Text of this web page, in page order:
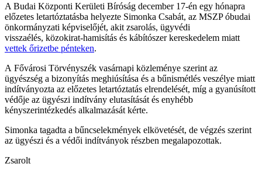
A Budai Központi Kerületi Bíróság december 17-én egy hónapra
előzetes letartóztatásba helyezte Simonka Csabát, az MSZP óbudai
önkormányzati képviselőjét, akit zsarolás, ügyvédi
visszaélés, közokirat-hamisítás és kábítószer kereskedelem miatt
vettek őrizetbe pénteken.
A Fővárosi Törvényszék vasárnapi közleménye szerint az
ügyészség a bizonyítás meghiúsítása és a bűnismétlés veszélye miatt
indítványozta az előzetes letartóztatás elrendelését, míg a gyanúsított
védője az ügyészi indítvány elutasítását és enyhébb
kényszerintézkedés alkalmazását kérte.
Simonka tagadta a bűncselekmények elkövetését, de végzés szerint
az ügyészi és a védői indítványok részben megalapozottak.
Zsarolt